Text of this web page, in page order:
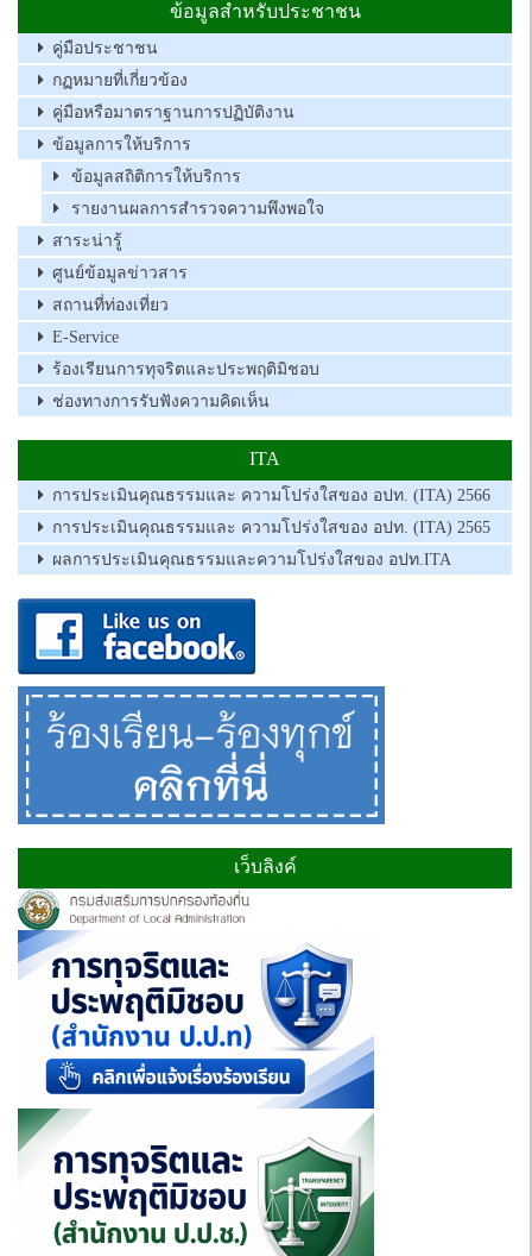
ข้อมูลสำหรับประชาชน
คู่มือประชาชน
กฏหมายที่เกี่ยวข้อง
คู่มือหรือมาตราฐานการปฏิบัติงาน
ข้อมูลการให้บริการ
ข้อมูลสถิติการให้บริการ
รายงานผลการสำรวจความพึงพอใจ
สาระน่ารู้
ศูนย์ข้อมูลข่าวสาร
สถานที่ท่องเที่ยว
E-Service
ร้องเรียนการทุจริตและประพฤติมิชอบ
ช่องทางการรับฟังความคิดเห็น
ITA
การประเมินคุณธรรมและ ความโปร่งใสของ อปท. (ITA) 2566
การประเมินคุณธรรมและ ความโปร่งใสของ อปท. (ITA) 2565
ผลการประเมินคุณธรรมและความโปร่งใสของ อปท.ITA
เว็บลิงค์